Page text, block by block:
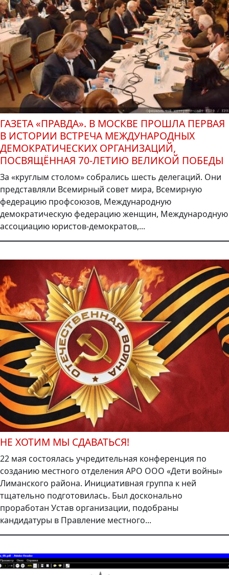
ГАЗЕТА «ПРАВДА». В МОСКВЕ ПРОШЛА ПЕРВАЯ
В ИСТОРИИ ВСТРЕЧА МЕЖДУНАРОДНЫХ
ДЕМОКРАТИЧЕСКИХ ОРГАНИЗАЦИЙ,
ПОСВЯЩЁННАЯ 70-ЛЕТИЮ ВЕЛИКОЙ ПОБЕДЫ
За «круглым столом» собрались шесть делегаций. Они
представляли Всемирный совет мира, Всемирную
федерацию профсоюзов, Международную
демократическую федерацию женщин, Международную
ассоциацию юристов-демократов,...
НЕ ХОТИМ МЫ СДАВАТЬСЯ!
22 мая состоялась учредительная конференция по
созданию местного отделения АРО ООО «Дети войны»
Лиманского района. Инициативная группа к ней
тщательно подготовилась. Был досконально
проработан Устав организации, подобраны
кандидатуры в Правление местного...